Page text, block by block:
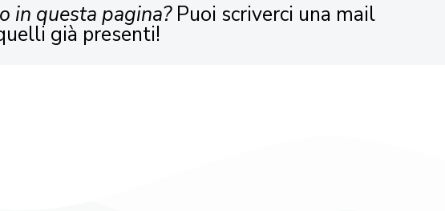
in questa pagina?Puoi scriverci una mail
già presenti!